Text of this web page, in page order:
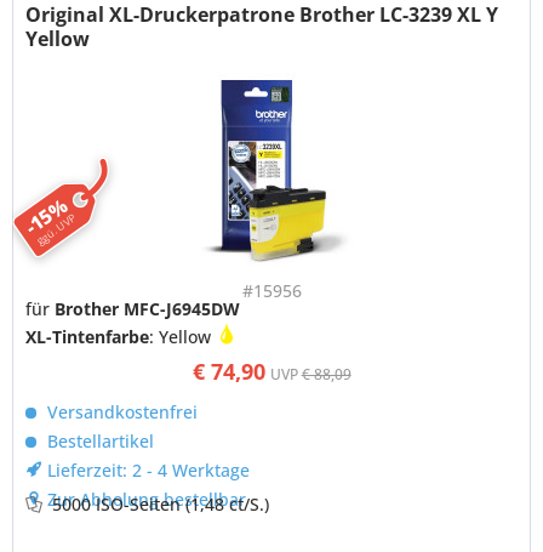
-15%
ggü. UVP
Original XL-Druckerpatrone Brother LC-3239 XL Y
Yellow
#15956
€ 74,90 UVP€ 88,09
für Brother MFC-J6945DW
XL-Tintenfarbe: Yellow
Versandkostenfrei
Bestellartikel
Lieferzeit: 2 - 4 Werktage
Zur Abholung bestellbar
5000 ISO-Seiten(1,48 ct/S.)